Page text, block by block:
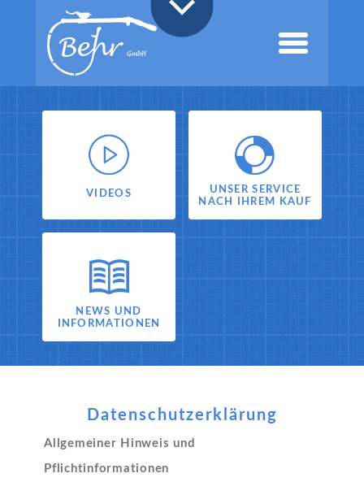
VIDEOS
UNSER SERVICE
NACH IHREM KAUF
NEWS UND
INFORMATIONEN
Datenschutzerklärung
Allgemeiner Hinweis und
Pflichtinformationen